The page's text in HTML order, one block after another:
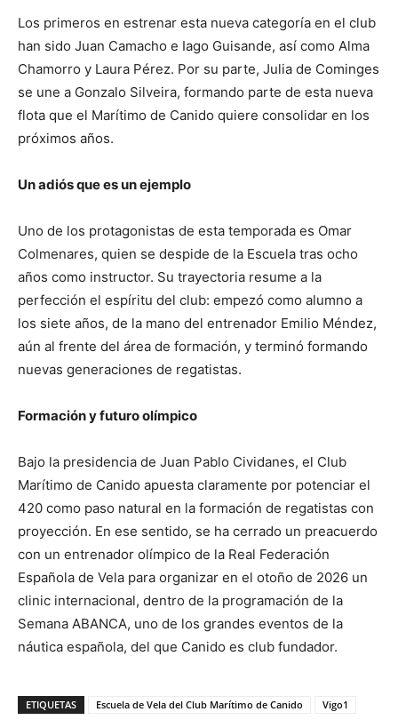
Los primeros en estrenar esta nueva categoría en el club
han sido Juan Camacho e Iago Guisande, así como Alma
Chamorro y Laura Pérez. Por su parte, Julia de Cominges
se une a Gonzalo Silveira, formando parte de esta nueva
flota que el Marítimo de Canido quiere consolidar en los
próximos años.
Un adiós que es un ejemplo
Uno de los protagonistas de esta temporada es Omar
Colmenares, quien se despide de la Escuela tras ocho
años como instructor. Su trayectoria resume a la
perfección el espíritu del club: empezó como alumno a
los siete años, de la mano del entrenador Emilio Méndez,
aún al frente del área de formación, y terminó formando
nuevas generaciones de regatistas.
Formación y futuro olímpico
Bajo la presidencia de Juan Pablo Cividanes, el Club
Marítimo de Canido apuesta claramente por potenciar el
420 como paso natural en la formación de regatistas con
proyección. En ese sentido, se ha cerrado un preacuerdo
con un entrenador olímpico de la Real Federación
Española de Vela para organizar en el otoño de 2026 un
clinic internacional, dentro de la programación de la
Semana ABANCA, uno de los grandes eventos de la
náutica española, del que Canido es club fundador.
ETIQUETAS Escuela de Vela del Club Marítimo de Canido Vigo1